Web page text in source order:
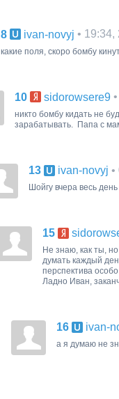
8 ivan-novyj • 19:34,
какие поля, скоро бомбу
10 sidorowsere9
никто бомбу кидать не
зарабатывать. Папа с
13 ivan-novyj
Шойгу вчера весь
15
Не знаю, как ты,
думать каждый
перспектива
Ладно Иван,
16 ivan-
а я думаю не